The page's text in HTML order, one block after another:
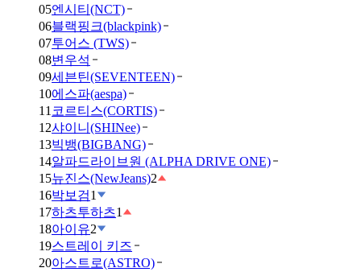
05엔시티(NCT)
06블랙핑크(blackpink)
07투어스 (TWS)
08변우석
09세븐틴(SEVENTEEN)
10에스파(aespa)
11 코르티스(CORTIS)
12샤이니(SHINee)
13빅뱅(BIGBANG)
14알파드라이브원 (ALPHA DRIVE ONE)
15뉴진스(NewJeans)2
16박보검1
17하츠투하츠1
18아이유2
19스트레이 키즈
20아스트로(ASTRO)